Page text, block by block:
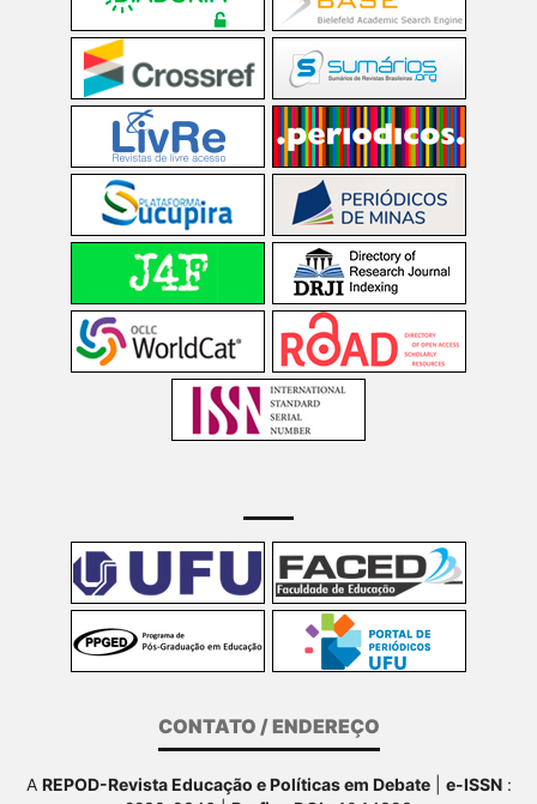
CONTATO / ENDEREÇO
A REPOD-Revista Educação e Políticas em Debate| e-ISSN: